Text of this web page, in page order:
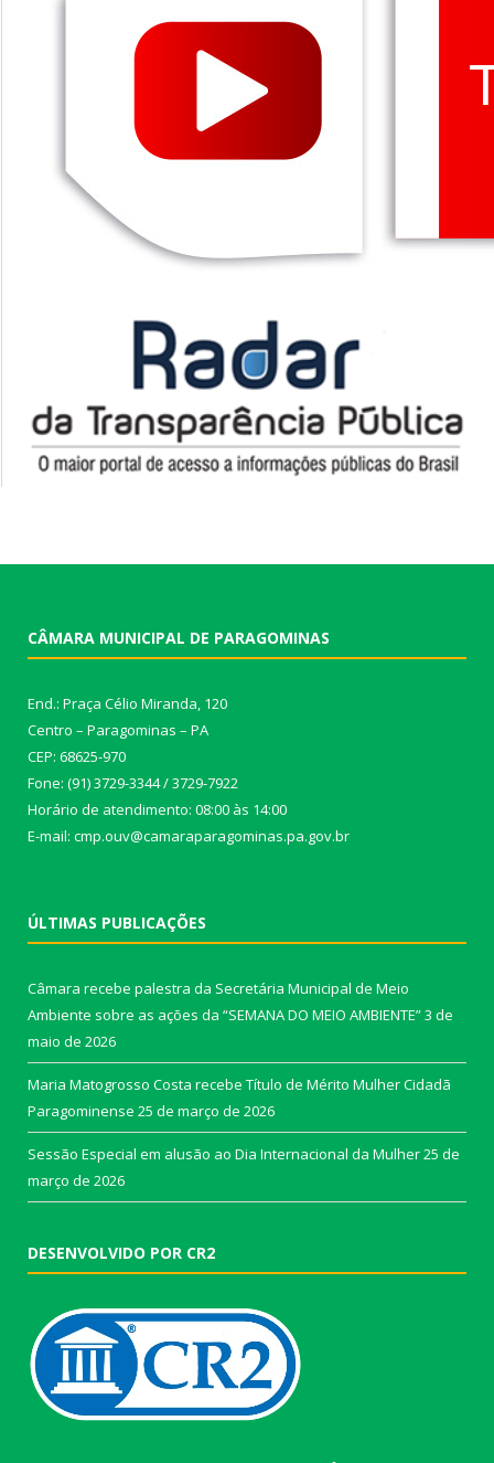
CÂMARA MUNICIPAL DE PARAGOMINAS
End.: Praça Célio Miranda, 120
Centro – Paragominas – PA
CEP: 68625-970
Fone: (91) 3729-3344 / 3729-7922
Horário de atendimento: 08:00 às 14:00
E-mail: cmp.ouv@camaraparagominas.pa.gov.br
ÚLTIMAS PUBLICAÇÕES
Câmara recebe palestra da Secretária Municipal de Meio
Ambiente sobre as ações da “SEMANA DO MEIO AMBIENTE”3 de
maio de 2026
Maria Matogrosso Costa recebe Título de Mérito Mulher Cidadã
Paragominense 25 de março de 2026
Sessão Especial em alusão ao Dia Internacional da Mulher25 de
março de 2026
DESENVOLVIDO POR CR2